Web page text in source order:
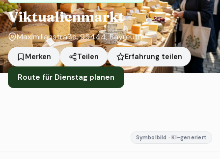
Viktualienmarkt
Maximilianstraße, 95444, Bayreuth
Merken Teilen Erfahrung teilen
Route für Dienstag planen
Symbolbild · KI-generiert